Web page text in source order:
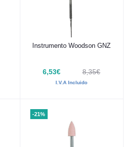
Añadir al carrito
Instrumento Woodson GNZ
6,53€ 8,35€
I.V.A Incluido
-21%